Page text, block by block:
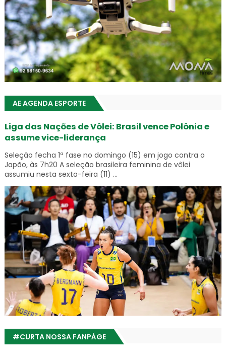
AE AGENDA ESPORTE
Liga das Nações de Vôlei: Brasil vence Polônia e
assume vice-liderança
Seleção fecha 1ª fase no domingo (15) em jogo contra o
Japão, às 7h20 A seleção brasileira feminina de vôlei
assumiu nesta sexta-feira (11) ...
#CURTA NOSSA FANPÁGE